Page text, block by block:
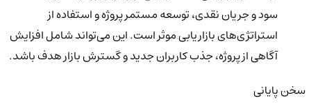
سود و جریان نقدی، توسعه مستمر پروژه و استفاده از
استراتژی‌های بازاریابی موثر است. این می‌تواند شامل افزایش
آگاهی از پروژه، جذب کاربران جدید و گسترش بازار هدف باشد.
سخن پایانی